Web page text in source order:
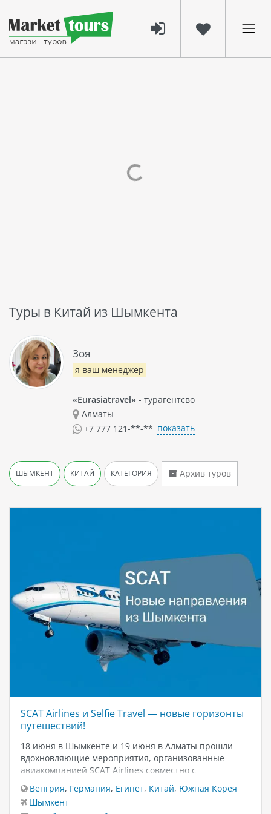
Туры в Китай из Шымкента
SCAT Airlines и Selfie Travel — новые горизонты
путешествий!
18 июня в Шымкенте и 19 июня в Алматы прошли
вдохновляющие мероприятия, организованные
авиакомпанией SCAT Airlines совместно с
60 туристических агентов в Шымкенте и свыше 100 —
в Алматы. ✈️ На встречах были представлены новые
Венгрия, Германия, Египет, Китай, Южная Корея
Шымкент
Зоя
я ваш менеджер
«Eurasiatravel» - турагентсво
Алматы
+7 777 121-**-** показать
ШЫМКЕНТ КИТАЙ КАТЕГОРИЯ Архив туров